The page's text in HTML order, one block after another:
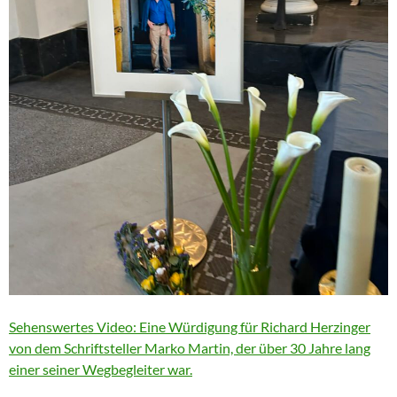
Sehenswertes Video: Eine Würdigung für Richard Herzinger
von dem Schriftsteller Marko Martin, der über 30 Jahre lang
einer seiner Wegbegleiter war.